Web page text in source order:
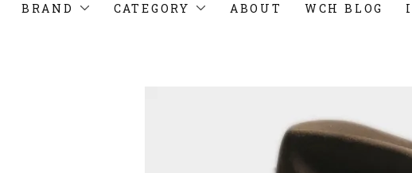
BRAND CATEGORY ABOUT WCH BLOG